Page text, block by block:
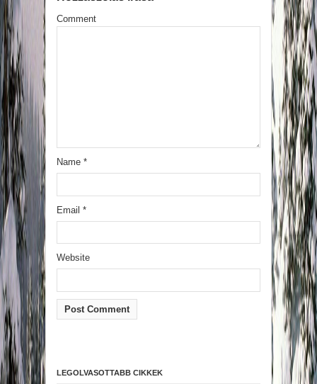
Comment
Name *
Email *
Website
LEGOLVASOTTABB CIKKEK